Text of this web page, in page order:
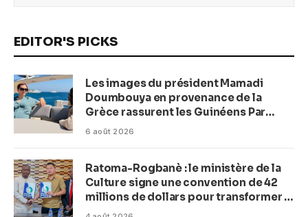
EDITOR'S PICKS
Les images du président Mamadi
Doumbouya en provenance de la
Grèce rassurent les Guinéens Par
(Macka Baldé)
6 août 2026
Ratoma-Rogbanè : le ministère de la
Culture signe une convention de 42
millions de dollars pour transformer la
plage en complexe balnéaire